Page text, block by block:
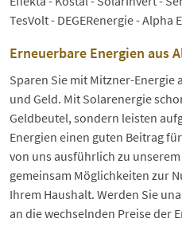
TesVolt - DEGERenergie - Alpha
Erneuerbare Energien aus
Sparen Sie mit Mitzner-Energie
und Geld. Mit Solarenergie
Geldbeutel, sondern leisten
Energien einen guten Beitrag
von uns ausführlich zu
gemeinsam Möglichkeiten zur
Ihrem Haushalt. Werden Sie
an die wechselnden Preise der